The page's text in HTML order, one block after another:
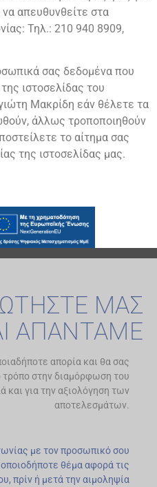
απευθυνθείτε στα
Τηλ.: 210 940 8909,
σας δεδομένα που
ιστοσελίδας του
Μακρίδη εάν θέλετε τα
άλλως τροποποιηθούν
το αίτημα σας
της ιστοσελίδας μας.
ΜΑΣ
ΑΠΑΝΤΑΜΕ
απορία και θα σας
στην διαμόρφωση του
και για την αξιολόγηση των
αποτελεσμάτων.
με τον προσωπικό σου
θέμα αφορά τις
πρίν ή μετά την αιμοληψία